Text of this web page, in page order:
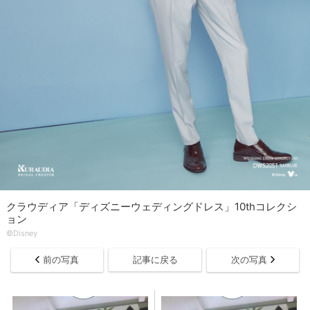
クラウディア「ディズニーウェディングドレス」10thコレクシ
ョン
©Disney
前の写真 記事に戻る 次の写真